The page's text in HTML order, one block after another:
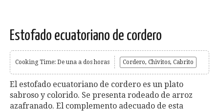
Estofado ecuatoriano de cordero
Cooking Time: De una a dos horas Cordero, Chivitos, Cabrito
El estofado ecuatoriano de cordero es un plato
sabroso y colorido. Se presenta rodeado de arroz
azafranado. El complemento adecuado de esta